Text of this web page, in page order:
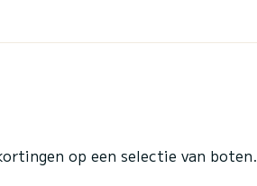
op een selectie van boten.